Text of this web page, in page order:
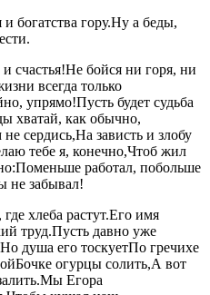
богатства гору.Ну а беды,
счастья!Не бойся ни горя, ни
всегда только
упрямо!Пусть будет судьба
хватай, как обычно,
сердись,На зависть и злобу
тебе я, конечно,Чтоб жил
работал, побольше
не забывал!
хлеба растут.Его имя
труд.Пусть давно уже
душа его тоскуетПо гречихе
огурцы солить,А вот
Егора